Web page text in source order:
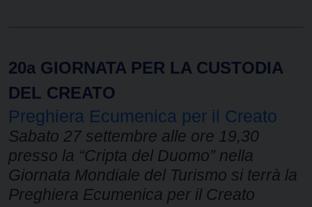
20a GIORNATA PER LA CUSTODIA
DEL CREATO
Preghiera Ecumenica per il Creato
Sabato 27 settembre alle ore 19,30
presso la “Cripta del Duomo” nella
Giornata Mondiale del Turismo si terrà la
Preghiera Ecumenica per il Creato